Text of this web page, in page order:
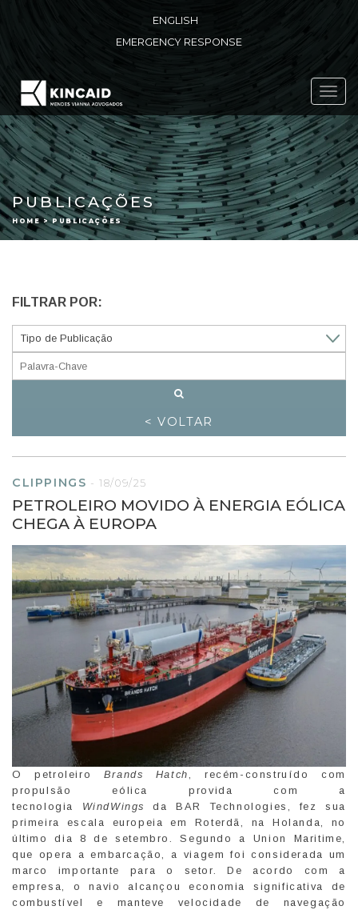
ENGLISH
EMERGENCY RESPONSE
PUBLICAÇÕES
HOME > PUBLICAÇÕES
FILTRAR POR:
< VOLTAR
CLIPPINGS -18/09/25
PETROLEIRO MOVIDO À ENERGIA EÓLICA
CHEGA À EUROPA
O petroleiro Brands Hatch, recém-construído com
propulsão eólica provida com a
tecnologia WindWings
da BAR Technologies, fez sua
primeira escala europeia em Roterdã, na Holanda, no
último dia 8 de setembro. Segundo a Union Maritime,
que opera a embarcação, a viagem foi considerada um
marco importante para o setor. De acordo com a
empresa, o navio alcançou economia significativa de
combustível e manteve velocidade de navegação